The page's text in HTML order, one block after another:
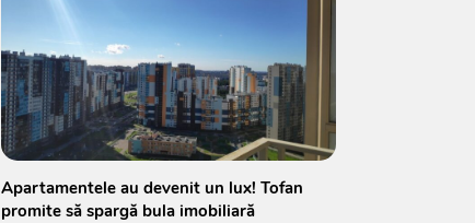
Apartamentele au devenit un lux! Tofan
promite să spargă bula imobiliară